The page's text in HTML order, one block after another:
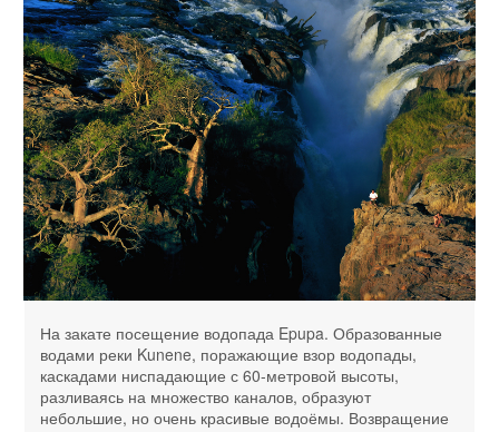
На закате посещение водопада Epupa. Образованные
водами реки Kunene, поражающие взор водопады,
каскадами ниспадающие с 60-метровой высоты,
разливаясь на множество каналов, образуют
небольшие, но очень красивые водоёмы. Возвращение